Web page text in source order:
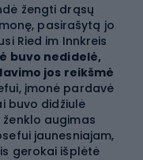
žengti drąsų
pasirašytą jo
Ried im Innkreis
buvo nedidelė,
jos reikšmė
įmonė pardavė
buvo didžiulė
augimas
jaunesniajam,
gerokai išplėtė